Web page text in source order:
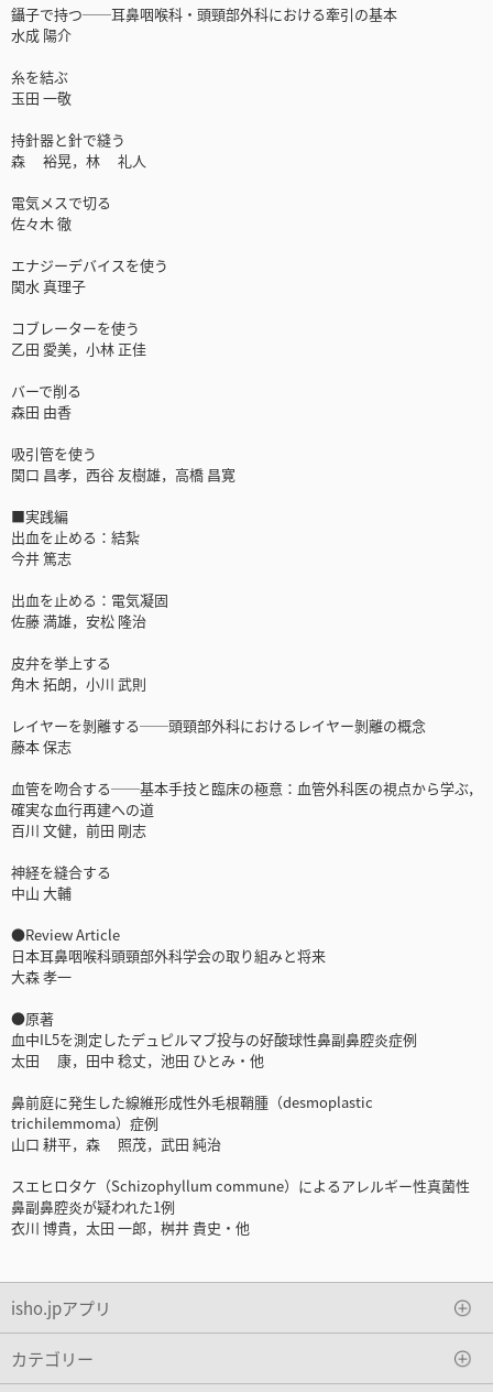
鑷子で持つ──耳鼻咽喉科・頭頸部外科における牽引の基本
水成 陽介
糸を結ぶ
玉田 一敬
持針器と針で縫う
森 裕晃，林 礼人
電気メスで切る
佐々木 徹
エナジーデバイスを使う
関水 真理子
コブレーターを使う
乙田 愛美，小林 正佳
バーで削る
森田 由香
吸引管を使う
関口 昌孝，西谷 友樹雄，高橋 昌寛
■実践編
出血を止める：結紮
今井 篤志
出血を止める：電気凝固
佐藤 満雄，安松 隆治
皮弁を挙上する
角木 拓朗，小川 武則
レイヤーを剝離する──頭頸部外科におけるレイヤー剝離の概念
藤本 保志
血管を吻合する──基本手技と臨床の極意：血管外科医の視点から学ぶ，
確実な血行再建への道
百川 文健，前田 剛志
神経を縫合する
中山 大輔
●Review Article
日本耳鼻咽喉科頭頸部外科学会の取り組みと将来
大森 孝一
●原著
血中IL5を測定したデュピルマブ投与の好酸球性鼻副鼻腔炎症例
太田 康，田中 稔丈，池田 ひとみ・他
鼻前庭に発生した線維形成性外毛根鞘腫（desmoplastic
trichilemmoma）症例
山口 耕平，森 照茂，武田 純治
スエヒロタケ（Schizophyllum commune）によるアレルギー性真菌性
鼻副鼻腔炎が疑われた1例
衣川 博貴，太田 一郎，桝井 貴史・他
isho.jpアプリ
カテゴリー